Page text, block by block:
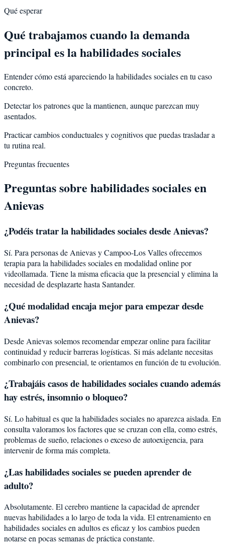
Qué esperar
Qué trabajamos cuando la demanda
principal es la habilidades sociales
Entender cómo está apareciendo la habilidades sociales en tu caso
concreto.
Detectar los patrones que la mantienen, aunque parezcan muy
asentados.
Practicar cambios conductuales y cognitivos que puedas trasladar a
tu rutina real.
Preguntas frecuentes
Preguntas sobre habilidades socialesen
Anievas
¿Podéis tratar lahabilidades socialesdesdeAnievas?
Sí. Para personas de Anievas y Campoo-Los Valles ofrecemos
terapia para la habilidades sociales en modalidad online por
videollamada. Tiene la misma eficacia que la presencial y elimina la
necesidad de desplazarte hasta Santander.
¿Qué modalidad encaja mejor para empezar desde
Anievas?
Desde Anievas solemos recomendar empezar online para facilitar
continuidad y reducir barreras logísticas. Si más adelante necesitas
combinarlo con presencial, te orientamos en función de tu evolución.
¿Trabajáis casos de habilidades sociales cuando además
hay estrés, insomnio o bloqueo?
Sí. Lo habitual es que la habilidades sociales no aparezca aislada. En
consulta valoramos los factores que se cruzan con ella, como estrés,
problemas de sueño, relaciones o exceso de autoexigencia, para
intervenir de forma más completa.
¿Las habilidades sociales se pueden aprender de
adulto?
Absolutamente. El cerebro mantiene la capacidad de aprender
nuevas habilidades a lo largo de toda la vida. El entrenamiento en
habilidades sociales en adultos es eficaz y los cambios pueden
notarse en pocas semanas de práctica constante.